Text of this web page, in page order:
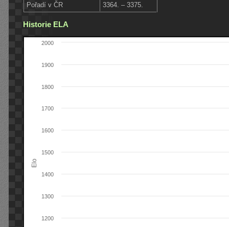
Pořadí v ČR
3364. – 3375.
Historie ELA
Elo
1200
1300
1400
1500
1600
1700
1800
1900
2000